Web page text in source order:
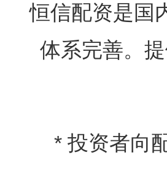
恒信配资是国
体系完善。
* 投资者向